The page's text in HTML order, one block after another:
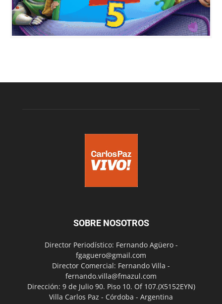
SOBRE NOSOTROS
Director Periodístico: Fernando Agüero -
fgaguero@gmail.com
Director Comercial: Fernando Villa -
fernando.villa@fmazul.com
Dirección: 9 de Julio 90. Piso 10. Of 107.(X5152EYN)
Villa Carlos Paz - Córdoba - Argentina